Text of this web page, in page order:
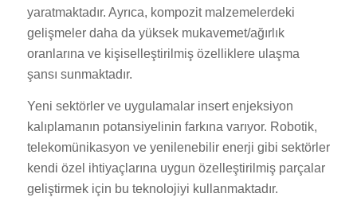
yaratmaktadır. Ayrıca, kompozit malzemelerdeki
gelişmeler daha da yüksek mukavemet/ağırlık
oranlarına ve kişiselleştirilmiş özelliklere ulaşma
şansı sunmaktadır.
Yeni sektörler ve uygulamalar insert enjeksiyon
kalıplamanın potansiyelinin farkına varıyor. Robotik,
telekomünikasyon ve yenilenebilir enerji gibi sektörler
kendi özel ihtiyaçlarına uygun özelleştirilmiş parçalar
geliştirmek için bu teknolojiyi kullanmaktadır.